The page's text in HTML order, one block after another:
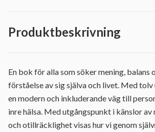
Produktbeskrivning
En bok för alla som söker mening, balans
förståelse av sig själva och livet. Med
en modern och inkluderande väg till
inre hälsa. Med utgångspunkt i känslor
och otillräcklighet visas hur vi genom